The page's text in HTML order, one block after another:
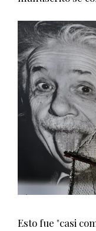
Esto fue "casi